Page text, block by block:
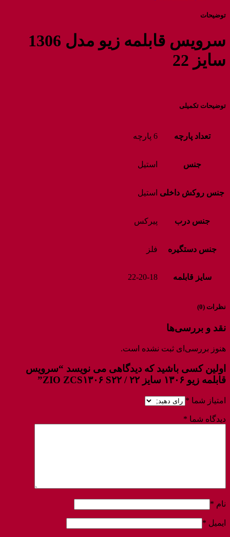
توضیحات
سرویس قابلمه زیو مدل 1306
سایز 22
توضیحات تکمیلی
تعداد پارچه 6 پارچه
جنس استیل
جنس روکش داخلی استیل
جنس درب پیرکس
جنس دستگیره فلز
سایز قابلمه 22-20-18
نظرات (0)
نقد و بررسی‌ها
هنوز بررسی‌ای ثبت نشده است.
اولین کسی باشید که دیدگاهی می نویسد “سرویس
قابلمه زیو ۱۳۰۶ سایز ۲۲ / ZIO ZCS۱۳۰۶ S۲۲”
امتیاز شما *
دیدگاه شما *
نام *
ایمیل *